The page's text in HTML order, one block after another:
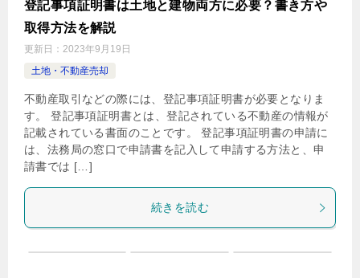
登記事項証明書は土地と建物両方に必要？書き方や
取得方法を解説
更新日： 2023年9月19日
土地・不動産売却
不動産取引などの際には、登記事項証明書が必要となりま
す。 登記事項証明書とは、登記されている不動産の情報が
記載されている書面のことです。 登記事項証明書の申請に
は、法務局の窓口で申請書を記入して申請する方法と、申
請書では […]
続きを読む